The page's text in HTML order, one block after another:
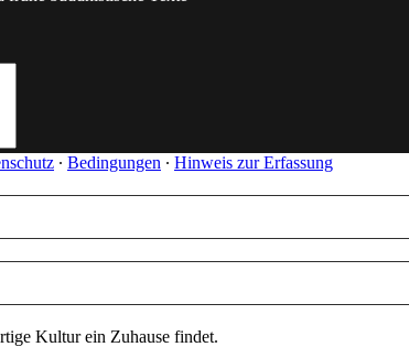
∙ Bedingungen ∙ Hinweis zur Erfassung
Kultur ein Zuhause findet.